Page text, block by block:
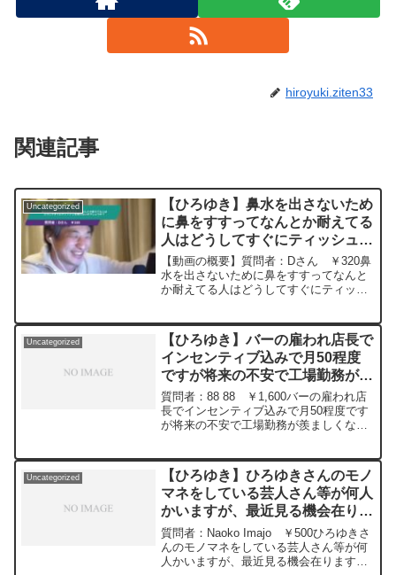
hiroyuki.ziten33
関連記事
Uncategorized
【ひろゆき】鼻水を出さないため
に鼻をすすってなんとか耐えてる
人はどうしてすぐにティッシュを
使わないのでしょうか？ー ひろ
ゆき切り抜き 20241227
【動画の概要】質問者：Dさん ￥320鼻
水を出さないために鼻をすすってなんと
か耐えてる人はどうしてすぐにティッシ
クラフト。2024/12/27 V16 ひろ
ゆきさ...
Uncategorized
【ひろゆき】バーの雇われ店長で
インセンティブ込みで月50程度
ですが将来の不安で工場勤務が羨
ましくなってきました。ー ひろ
ゆき切り抜き 20240112
質問者：88 88 ￥1,600バーの雇われ店
長でインセンティブ込みで月50程度です
が将来の不安で工場勤務が羨ましくなっ
続✖️40円の寄付をするよ、その３。
Erdingerを呑みながら。2024/01/12
V23
https://www.youtube.com/watch?
v=c6MzCMgzBqw***************************
***************ひろゆきさんの動画で、寄
せられた質問について、一問一答形式に
してみました。過去にこんな質問してる
Uncategorized
【ひろゆき】ひろゆきさんのモノ
マネをしている芸人さん等が何人
かいますが、最近見る機会在りま
すか？今ブーム再来してバズっ
てるようです。たまにはコラボお
願いします。ー ひろゆき切り抜
質問者：Naoko Imajo ￥500ひろゆきさ
んのモノマネをしている芸人さん等が何
人かいますが、最近見る機会在ります